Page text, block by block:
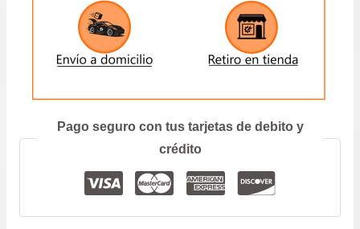
Pago seguro con tus tarjetas de debito y
crédito